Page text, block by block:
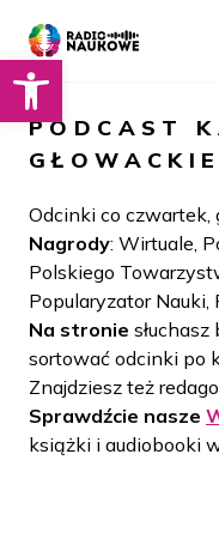
Otwórz pasek narzędzi
O nas
O Radiu
Zespół
Historia
Społeczność
Dla Naukowców
Podcasty
Projekty
LAMU
Beyond Curie
Blog
Kontakt
Wydawnictwo
PODCAST
Odcinki co czwartek,
Nagrody: Wirtuale,
Polskiego
Popularyzator Nauki,
Na stronie
sortować odcinki po
Znajdziesz też
Sprawdźcie nasze
książki i audiobooki